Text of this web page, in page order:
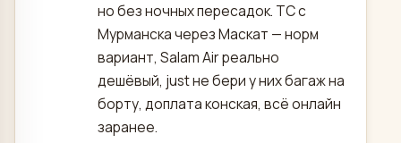
но без ночных пересадок. ТС с
Мурманска через Маскат — норм
вариант, Salam Air реально
дешёвый, just не бери у них багаж на
борту, доплата конская, всё онлайн
заранее.